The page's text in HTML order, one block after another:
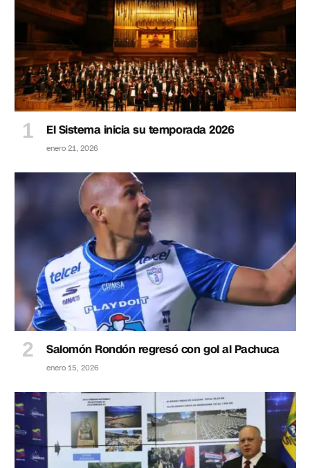
El Sistema inicia su temporada 2026
enero 21, 2026
Salomón Rondón regresó con gol al Pachuca
enero 15, 2026